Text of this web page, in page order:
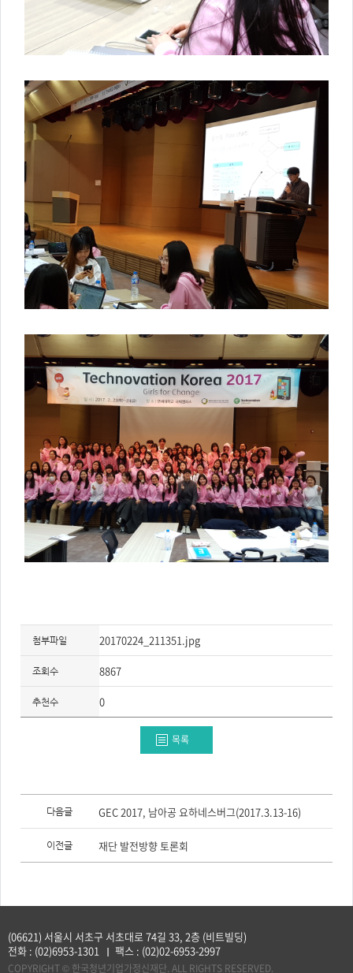
첨부파일 20170224_211351.jpg
조회수 8867
추천수 0
목록
이
다
다음글 GEC 2017, 남아공 요하네스버그(2017.3.13-16)
이전글 재단 발전방향 토론회
(06621) 서울시 서초구 서초대로 74길 33, 2층 (비트빌딩)
전화 : (02)6953-1301 팩스 : (02)02-6953-2997
COPYRIGHT © 한국청년기업가정신재단. ALL RIGHTS RESERVED.